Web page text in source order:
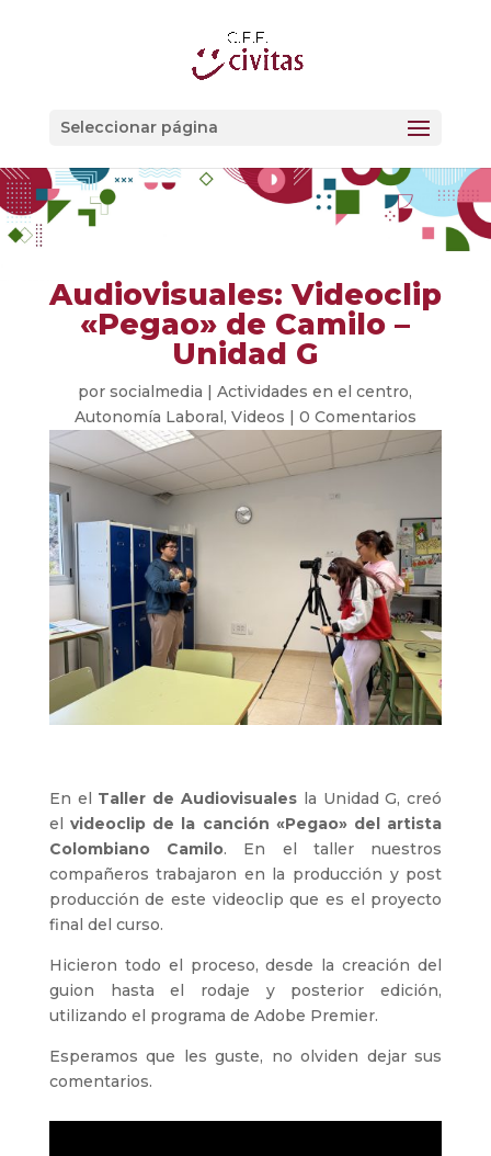
Seleccionar página
Audiovisuales: Videoclip
«Pegao» de Camilo –
Unidad G
porsocialmedia |Actividades en el centro,
Autonomía Laboral, Videos | 0 Comentarios
En el Taller de Audiovisuales la Unidad G, creó
el videoclip de la canción «Pegao» del artista
Colombiano Camilo. En el taller nuestros
compañeros trabajaron en la producción y post
producción de este videoclip que es el proyecto
final del curso.
Hicieron todo el proceso, desde la creación del
guion hasta el rodaje y posterior edición,
utilizando el programa de Adobe Premier.
Esperamos que les guste, no olviden dejar sus
comentarios.